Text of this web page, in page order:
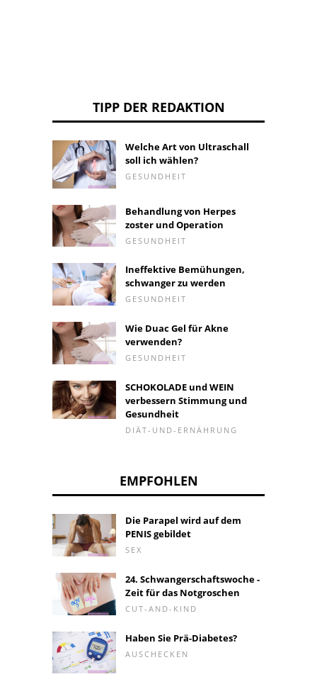
TIPP DER REDAKTION
Welche Art von Ultraschall
soll ich wählen?
GESUNDHEIT
Behandlung von Herpes
zoster und Operation
GESUNDHEIT
Ineffektive Bemühungen,
schwanger zu werden
GESUNDHEIT
Wie Duac Gel für Akne
verwenden?
GESUNDHEIT
SCHOKOLADE und WEIN
verbessern Stimmung und
Gesundheit
DIÄT-UND-ERNÄHRUNG
EMPFOHLEN
Die Parapel wird auf dem
PENIS gebildet
SEX
24. Schwangerschaftswoche -
Zeit für das Notgroschen
CUT-AND-KIND
Haben Sie Prä-Diabetes?
AUSCHECKEN